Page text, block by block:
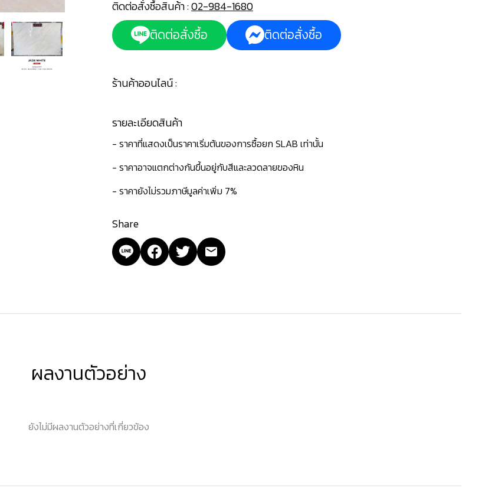
ติดต่อสั่งซื้อสินค้า :02-984-1680
ติดต่อสั่งซื้อ ติดต่อสั่งซื้อ
ร้านค้าออนไลน์ :
รายละเอียดสินค้า
- ราคาที่แสดงเป็นราคาเริ่มต้นของการซื้อยก SLAB เท่านั้น
- ราคาอาจแตกต่างกันขึ้นอยู่กับสีและลวดลายของหิน
- ราคายังไม่รวมภาษีมูลค่าเพิ่ม 7%
Share
ผลงานตัวอย่าง
ยังไม่มีผลงานตัวอย่างที่เกี่ยวข้อง